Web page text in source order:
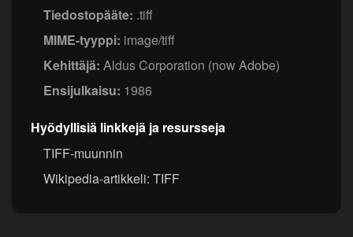
Tiedostopääte: .tiff
MIME-tyyppi: image/tiff
Kehittäjä: Aldus Corporation (now Adobe)
Ensijulkaisu: 1986
Hyödyllisiä linkkejä ja resursseja
TIFF-muunnin
Wikipedia-artikkeli: TIFF